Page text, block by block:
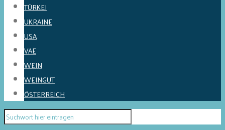
TÜRKEI
UKRAINE
USA
VAE
WEIN
WEINGUT
ÖSTERREICH